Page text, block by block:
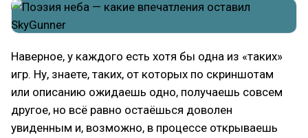
Наверное, у каждого есть хотя бы одна из «таких»
игр. Ну, знаете, таких, от которых по скриншотам
или описанию ожидаешь одно, получаешь совсем
другое, но всё равно остаёшься доволен
увиденным и, возможно, в процессе открываешь